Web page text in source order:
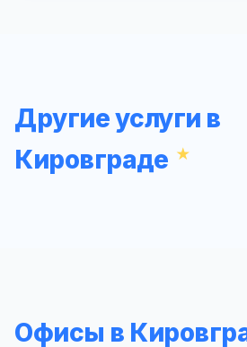
Другие услуги в
Кировграде
Офисы в